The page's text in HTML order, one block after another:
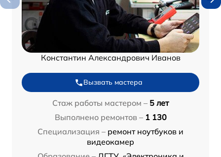
Константин Александрович Иванов
Вызвать мастера
Стаж работы мастером – 5 лет
Выполнено ремонтов – 1 130
Специализация – ремонт ноутбуков и
видеокамер